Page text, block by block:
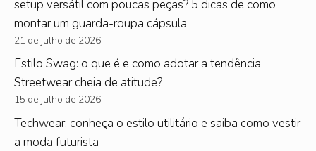
setup versátil com poucas peças? 5 dicas de como
montar um guarda-roupa cápsula
21 de julho de 2026
Estilo Swag: o que é e como adotar a tendência
Streetwear cheia de atitude?
15 de julho de 2026
Techwear: conheça o estilo utilitário e saiba como vestir
a moda futurista